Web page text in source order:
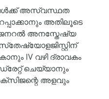
അസ്വസ്ഥത
അതിലൂടെ
ജനറൽ അനസ്തേഷ്യ
IV വഴി ദ്രാവകം
ചെയ്യാനും
അളവും